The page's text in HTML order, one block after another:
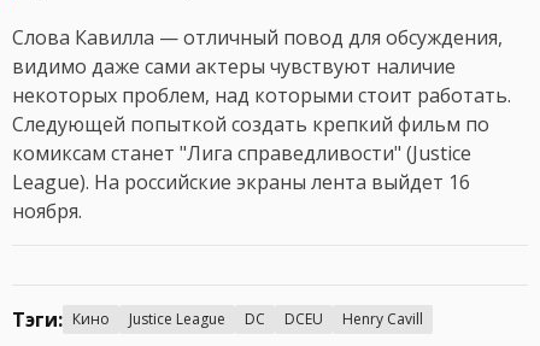
Слова Кавилла — отличный повод для обсуждения,
видимо даже сами актеры чувствуют наличие
некоторых проблем, над которыми стоит работать.
Следующей попыткой создать крепкий фильм по
комиксам станет "Лига справедливости" (Justice
League). На российские экраны лента выйдет 16
ноября.
Тэги: Кино Justice League DC DCEU Henry Cavill